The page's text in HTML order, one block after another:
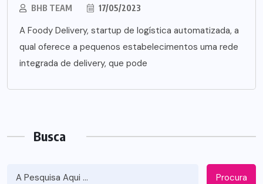
BHB TEAM 17/05/2023
A Foody Delivery, startup de logística automatizada, a
qual oferece a pequenos estabelecimentos uma rede
integrada de delivery, que pode
Busca
Procura